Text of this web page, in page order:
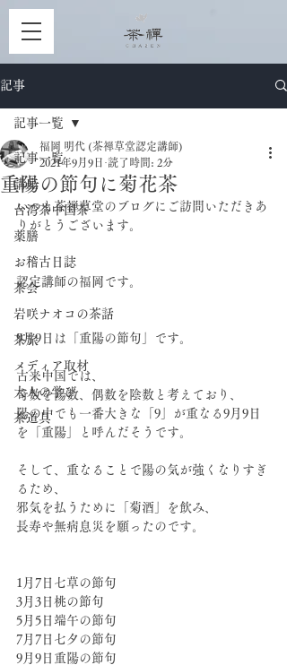
記事
記事一覧
講座
台湾茶中国茶
薬膳
お稽古日誌
茶会
岩咲ナオコの茶話
茶旅
メディア取材
大人の学び
茶道具
記事一覧
重陽の節句に菊花茶
福岡 明代 (茶禅草堂認定講師)
2021年9月9日 読了時間: 2分
いつも茶禅草堂のブログにご訪問いただきあ
りがとうございます。
認定講師の福岡です。
9月9日は「重陽の節句」です。
古来中国では、
奇数を陽数、偶数を陰数と考えており、
陽の中でも一番大きな「9」が重なる9月9日
を「重陽」と呼んだそうです。
そして、重なることで陽の気が強くなりすぎ
るため、
邪気を払うために「菊酒」を飲み、
長寿や無病息災を願ったのです。
1月7日七草の節句
3月3日桃の節句
5月5日端午の節句
7月7日七夕の節句
9月9日重陽の節句